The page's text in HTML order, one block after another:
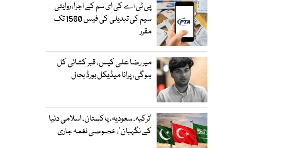
پی ٹی اے کی ای سم کے اجرا، روایتی
سیم کی تبدیلی کی فیس 1500 تک
مقرر
میر رضا علی کیس، قبر کشائی کل
ہوگی، پرانا میڈیکل بورڈ بحال
‘ترکیہ، سعودیہ، پاکستان، اسلامی دنیا
کے نگہبان’، خصوصی نغمہ جاری